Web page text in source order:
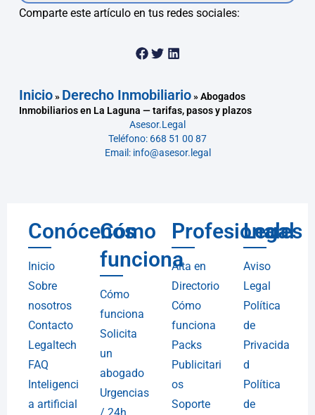
Comparte este artículo en tus redes sociales:
Inicio» Derecho Inmobiliario»Abogados
Inmobiliarios en La Laguna — tarifas, pasos y plazos
Asesor.Legal
Teléfono: 668 51 00 87
Email: info@asesor.legal
Conócenos
Inicio
Sobre
nosotros
Contacto
Legaltech
FAQ
Inteligenci
a artificial
Cómo
funciona
Cómo
funciona
Solicita
un
abogado
Urgencias
Profesionales
Alta en
Directorio
Cómo
funciona
Packs
Publicitari
os
Soporte
Legal
Aviso
Legal
Política
de
Privacida
d
Política
de